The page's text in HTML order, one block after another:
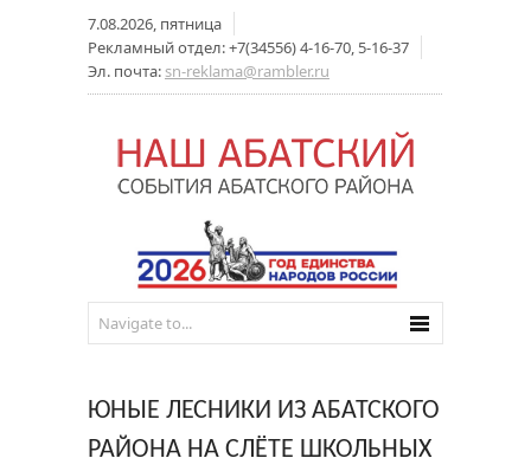
7.08.2026, пятница
Рекламный отдел: +7(34556) 4-16-70, 5-16-37
Эл. почта: sn-reklama@rambler.ru
ЮНЫЕ ЛЕСНИКИ ИЗ АБАТСКОГО
РАЙОНА НА СЛЁТЕ ШКОЛЬНЫХ